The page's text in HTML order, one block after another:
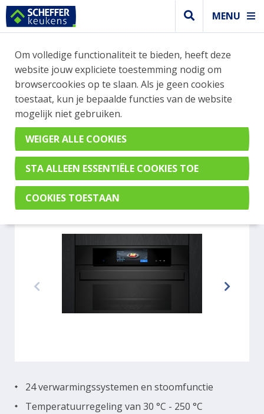
MENU
WEBSHOP BESTELLINGEN
Je kan tijdelijk geen bestelling plaatsen. Wil je je
vast oriënteren? Vergelijk eenvoudig apparaten
en merken met elkaar. Klik hier voor meer
informatie.
Steamer
SIEMENS CS938GCM1
24 verwarmingssystemen en stoomfunctie
Temperatuurregeling van 30 °C - 250 °C
Om volledige functionaliteit te bieden, heeft deze
website jouw expliciete toestemming nodig om
browsercookies op te slaan. Als je geen cookies
toestaat, kun je bepaalde functies van de website
mogelijk niet gebruiken.